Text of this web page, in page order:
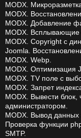
MODX.
MODX.
MODX. Добавление
MODX. Всплывающие
MODX. Copyright с
Joomla.
MODX. Webp.
MODX. Оптимизация
MODX. TV поле с
MODX. Запрет
MODX. Вывести блок,
администратором.
MODX. Вывод данных
Проверка функции
SMTP.